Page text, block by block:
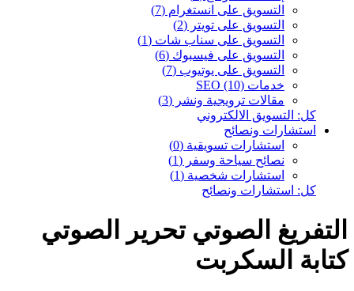
التسويق على انستغرام (7)
التسويق على تويتر (2)
التسويق على سناب شات (1)
التسويق على فيسبوك (6)
التسويق على يوتيوب (7)
خدمات SEO (10)
مقالات ترويجية ونشر (3)
كل: التسويق الالكتروني
استشارات ونصائح
استشارات تسويقية (0)
نصائح سياحة وسفر (1)
استشارات شخصية (1)
كل: استشارات ونصائح
التفريغ الصوتي تحرير الصوتي
كتابة السكربت